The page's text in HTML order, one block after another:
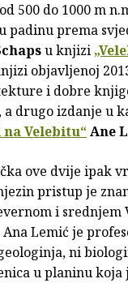
500 do 1000 m
padinu prema
u knjizi
objavljenoj
i dobre
drugo izdanje u
na Velebitu“Ane
ove dvije ipak
pristup je
i srednjem
Lemić je
ni
u planinu koja